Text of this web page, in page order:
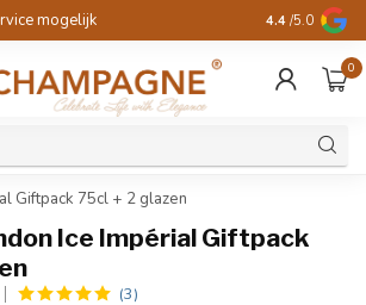
mogelijk Gratis
4.4 /5.0
0
Giftpack 75cl + 2 glazen
Ice Impérial Giftpack
(3)